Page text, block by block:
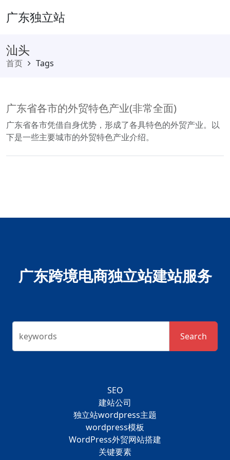
广东独立站
汕头
首页 Tags
广东省各市的外贸特色产业(非常全面)
广东省各市凭借自身优势，形成了各具特色的外贸产业。以
下是一些主要城市的外贸特色产业介绍。
广东跨境电商独立站建站服务
keywords Search
SEO
建站公司
独立站wordpress主题
wordpress模板
WordPress外贸网站搭建
关键要素